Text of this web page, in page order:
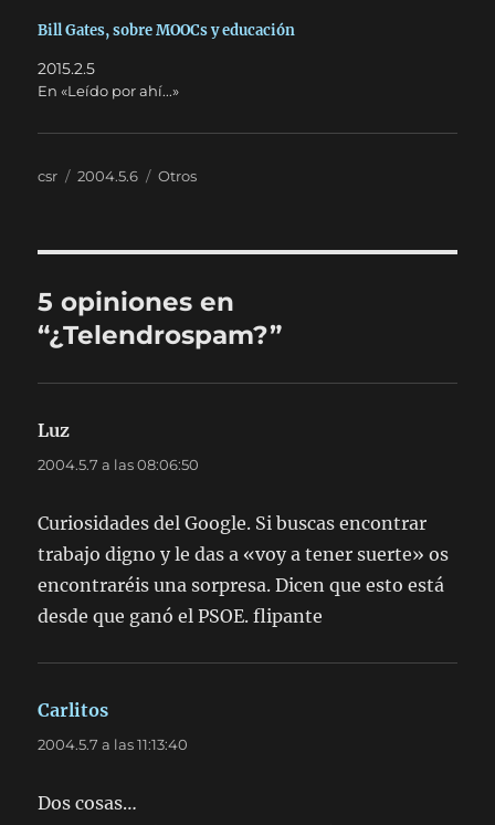
Bill Gates, sobre MOOCs y educación
2015.2.5
En «Leído por ahí...»
Autor
csr
Publicado
2004.5.6 Categorías
Otros
5 opiniones en
“¿Telendrospam?”
Luz
2004.5.7 a las 08:06:50
Curiosidades del Google. Si buscas encontrar
trabajo digno y le das a «voy a tener suerte» os
encontraréis una sorpresa. Dicen que esto está
desde que ganó el PSOE. flipante
Carlitos
2004.5.7 a las 11:13:40
Dos cosas…